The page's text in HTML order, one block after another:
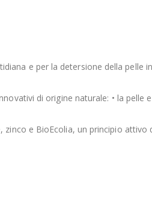
e per la detersione della pelle
di origine naturale: • la
e BioEcolia, un principio